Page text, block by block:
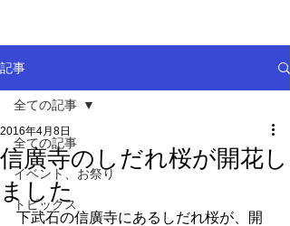
記事
全ての記事
イベント、お祭り
トピックス
全ての記事
信廣寺のしだれ桜が開花し
ました
2016年4月8日
下武石の信廣寺にあるしだれ桜が、開